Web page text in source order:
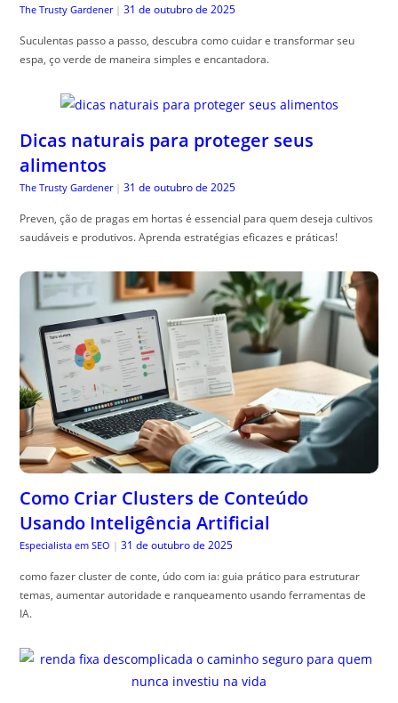
The Trusty Gardener | 31 de outubro de 2025
Suculentas passo a passo, descubra como cuidar e transformar seu
espa, ço verde de maneira simples e encantadora.
Dicas naturais para proteger seus
alimentos
The Trusty Gardener | 31 de outubro de 2025
Preven, ção de pragas em hortas é essencial para quem deseja cultivos
saudáveis e produtivos. Aprenda estratégias eficazes e práticas!
Como Criar Clusters de Conteúdo
Usando Inteligência Artificial
Especialista em SEO | 31 de outubro de 2025
como fazer cluster de conte, údo com ia: guia prático para estruturar
temas, aumentar autoridade e ranqueamento usando ferramentas de
IA.